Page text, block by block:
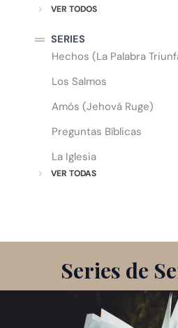
VER TODOS
SERIES
Hechos (La Palabra
Los Salmos
Amós (Jehová Ruge)
Preguntas Bíblicas
La Iglesia
VER TODAS
Series de